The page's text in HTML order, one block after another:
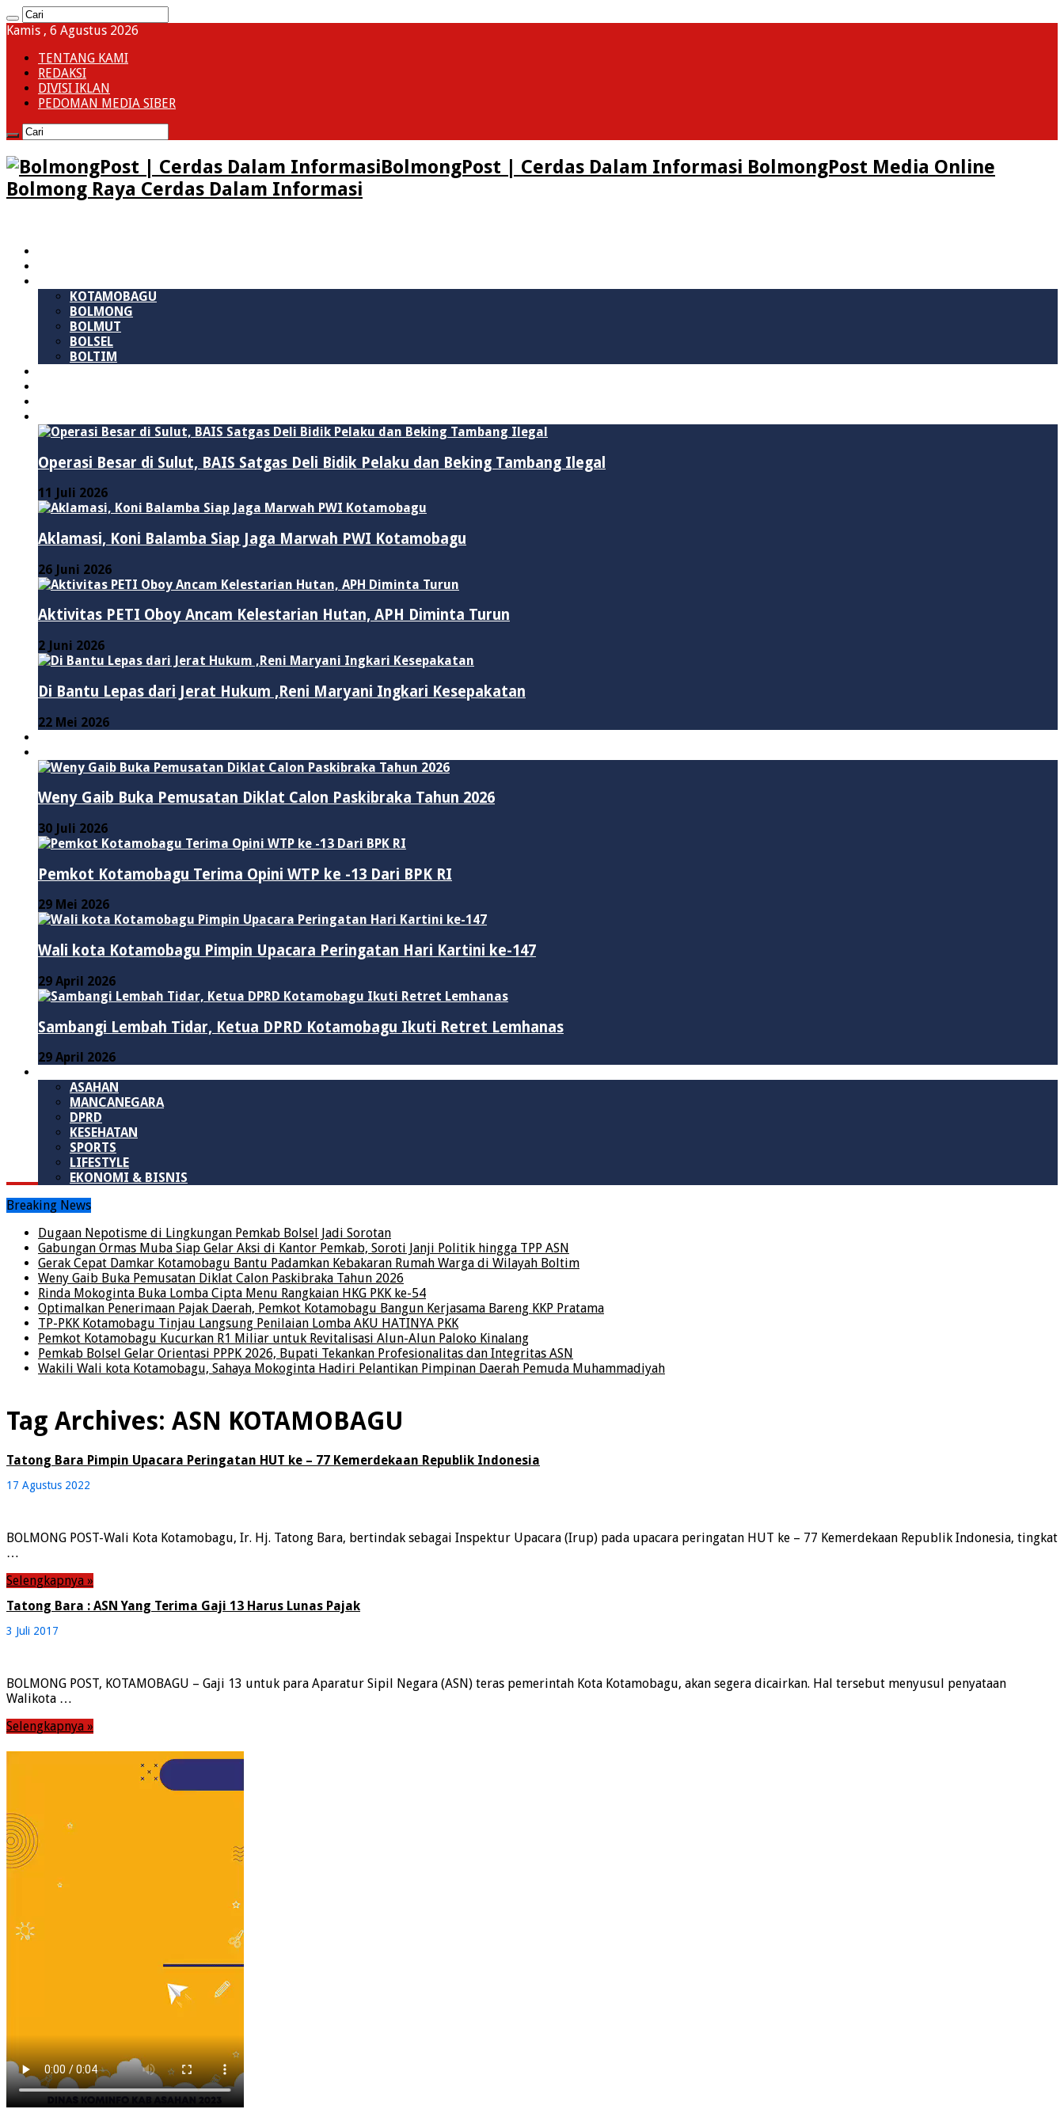
Kamis , 6 Agustus 2026
TENTANG KAMI
REDAKSI
DIVISI IKLAN
PEDOMAN MEDIA SIBER
BolmongPost | Cerdas Dalam Informasi BolmongPost Media Online
Bolmong Raya Cerdas Dalam Informasi
KOTAMOBAGU
BOLMONG
BOLMUT
BOLSEL
BOLTIM
Operasi Besar di Sulut, BAIS Satgas Deli Bidik Pelaku dan Beking Tambang Ilegal
11 Juli 2026
Aklamasi, Koni Balamba Siap Jaga Marwah PWI Kotamobagu
26 Juni 2026
Aktivitas PETI Oboy Ancam Kelestarian Hutan, APH Diminta Turun
2 Juni 2026
Di Bantu Lepas dari Jerat Hukum ,Reni Maryani Ingkari Kesepakatan
22 Mei 2026
Weny Gaib Buka Pemusatan Diklat Calon Paskibraka Tahun 2026
30 Juli 2026
Pemkot Kotamobagu Terima Opini WTP ke -13 Dari BPK RI
29 Mei 2026
Wali kota Kotamobagu Pimpin Upacara Peringatan Hari Kartini ke-147
29 April 2026
Sambangi Lembah Tidar, Ketua DPRD Kotamobagu Ikuti Retret Lemhanas
29 April 2026
ASAHAN
MANCANEGARA
DPRD
KESEHATAN
SPORTS
LIFESTYLE
EKONOMI & BISNIS
Breaking News
Dugaan Nepotisme di Lingkungan Pemkab Bolsel Jadi Sorotan
Gabungan Ormas Muba Siap Gelar Aksi di Kantor Pemkab, Soroti Janji Politik hingga TPP ASN
Gerak Cepat Damkar Kotamobagu Bantu Padamkan Kebakaran Rumah Warga di Wilayah Boltim
Weny Gaib Buka Pemusatan Diklat Calon Paskibraka Tahun 2026
Rinda Mokoginta Buka Lomba Cipta Menu Rangkaian HKG PKK ke-54
Optimalkan Penerimaan Pajak Daerah, Pemkot Kotamobagu Bangun Kerjasama Bareng KKP Pratama
TP-PKK Kotamobagu Tinjau Langsung Penilaian Lomba AKU HATINYA PKK
Pemkot Kotamobagu Kucurkan R1 Miliar untuk Revitalisasi Alun-Alun Paloko Kinalang
Pemkab Bolsel Gelar Orientasi PPPK 2026, Bupati Tekankan Profesionalitas dan Integritas ASN
Wakili Wali kota Kotamobagu, Sahaya Mokoginta Hadiri Pelantikan Pimpinan Daerah Pemuda Muhammadiyah
Tag Archives: ASN KOTAMOBAGU
Tatong Bara Pimpin Upacara Peringatan HUT ke – 77 Kemerdekaan Republik Indonesia
17 Agustus 2022
BOLMONG POST-Wali Kota Kotamobagu, Ir. Hj. Tatong Bara, bertindak sebagai Inspektur Upacara (Irup) pada upacara peringatan HUT ke – 77 Kemerdekaan Republik Indonesia, tingkat
…
Selengkapnya »
Tatong Bara : ASN Yang Terima Gaji 13 Harus Lunas Pajak
3 Juli 2017
BOLMONG POST, KOTAMOBAGU – Gaji 13 untuk para Aparatur Sipil Negara (ASN) teras pemerintah Kota Kotamobagu, akan segera dicairkan. Hal tersebut menyusul penyataan
Walikota …
Selengkapnya »